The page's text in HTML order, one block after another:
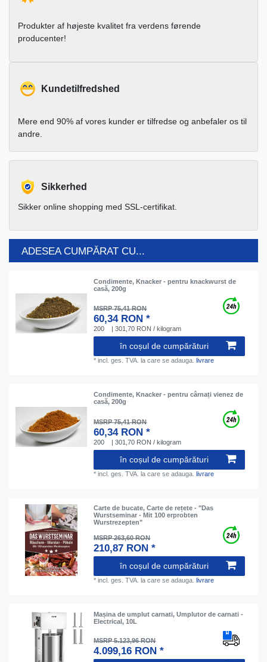
Produkter af højeste kvalitet fra verdens førende
producenter!
Kundetilfredshed
Mere end 90% af vores kunder er tilfredse og anbefaler os til
andre.
Sikkerhed
Sikker online shopping med SSL-certifikat.
ADESEA CUMPĂRAT CU...
Condimente, Knacker - pentru knackwurst de
casă, 200g
MSRP 75,41 RON
60,34 RON *
200 | 301,70 RON / kilogram
în coșul de cumpărături
*incl. ges. TVA. la care se adauga. livrare
Condimente, Knacker - pentru cârnați vienez de
casă, 200g
MSRP 75,41 RON
60,34 RON *
200 | 301,70 RON / kilogram
în coșul de cumpărături
*incl. ges. TVA. la care se adauga.livrare
Carte de bucate, Carte de rețete - "Das
Wurstseminar - Mit 100 erprobten
Wurstrezepten"
MSRP 263,60 RON
210,87 RON *
în coșul de cumpărături
*incl. ges. TVA. la care se adauga.livrare
Mașina de umplut carnati, Umplutor de carnati -
Electrical, 10L
MSRP 5.123,96 RON
4.099,16 RON *